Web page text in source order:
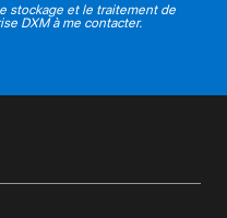
stockage et le traitement de
DXM à me contacter.